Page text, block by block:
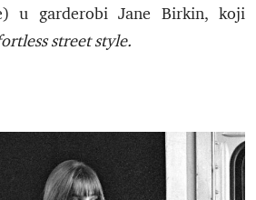
u garderobi Jane Birkin, koji
street style.